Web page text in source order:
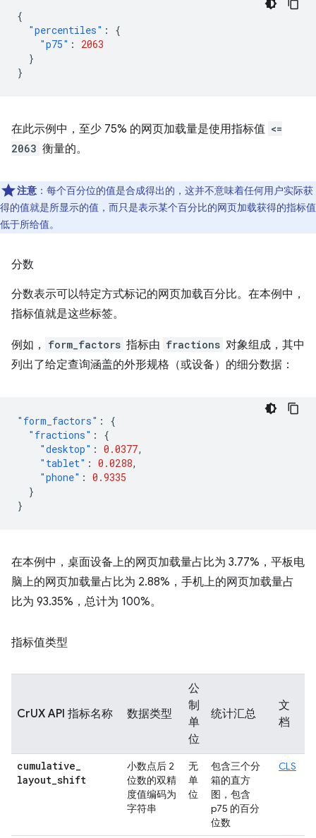
{
"percentiles" :
{
"p75" :
2063
}
}
在此示例中，至少 75% 的网页加载量是使用指标值 <=
2063 衡量的。
注意 ：每个百分位的值是合成得出的，这并不意味着任何用户实际获
得的值就是所显示的值，而只是表示某个百分比的网页加载获得的指标值
低于所给值。
分数
分数表示可以特定方式标记的网页加载百分比。在本例中，
指标值就是这些标签。
例如， form_factors 指标由 fractions 对象组成，其中
列出了给定查询涵盖的外形规格（或设备）的细分数据：
"form_factors" :
{
"fractions" :
{
"desktop" : 0.0377,
"tablet" : 0.0288,
"phone" : 0.9335
}
}
在本例中，桌面设备上的网页加载量占比为 3.77%，平板电
脑上的网页加载量占比为 2.88%，手机上的网页加载量占
比为 93.35%，总计为 100%。
指标值类型
CrUX API 指标名称 数据类型
公
制
单
位
统计汇总
文
档
cumulative_
layout_shift
小数点后 2
位数的双精
度值编码为
字符串
无
单
位
包含三个分
箱的直方
图，包含
p75 的百分
位数
CLS